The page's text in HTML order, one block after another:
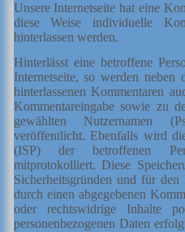
Unsere Internetseite hat eine
diese Weise individuelle
hinterlassen werden.
Hinterlässt eine betroffene
Internetseite, so werden neben
hinterlassenen Kommentaren
Kommentareingabe sowie zu
gewählten Nutzernamen
veröffentlicht. Ebenfalls wird
(ISP) der betroffenen
mitprotokolliert. Diese
Sicherheitsgründen und für
durch einen abgegebenen
oder rechtswidrige Inhalte
personenbezogenen Daten